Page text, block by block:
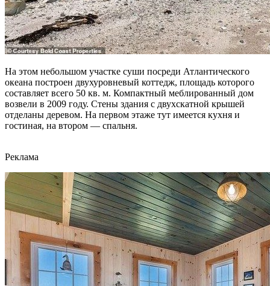
На этом небольшом участке суши посреди Атлантического
океана построен двухуровневый коттедж, площадь которого
составляет всего 50 кв. м. Компактный меблированный дом
возвели в 2009 году. Стены здания с двухскатной крышей
отделаны деревом. На первом этаже тут имеется кухня и
гостиная, на втором — спальня.
Реклама